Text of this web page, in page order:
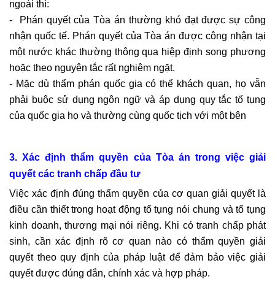
ngoài thì:
- Phán quyết của Tòa án thường khó đạt được sự công
nhận quốc tế. Phán quyết của Tòa án được công nhận tại
một nước khác thường thông qua hiệp định song phương
hoặc theo nguyên tắc rất nghiêm ngặt.
- Mặc dù thẩm phán quốc gia có thể khách quan, họ vẫn
phải buộc sử dụng ngôn ngữ và áp dụng quy tắc tố tụng
của quốc gia họ và thường cùng quốc tịch với một bên
3. Xác định thẩm quyền của Tòa án trong việc giải
quyết các tranh chấp đầu tư
Việc xác định đúng thẩm quyền của cơ quan giải quyết là
điều cần thiết trong hoạt động tố tụng nói chung và tố tụng
kinh doanh, thương mại nói riêng. Khi có tranh chấp phát
sinh, cần xác định rõ cơ quan nào có thẩm quyền giải
quyết theo quy định của pháp luật để đảm bảo việc giải
quyết được đúng đắn, chính xác và hợp pháp.